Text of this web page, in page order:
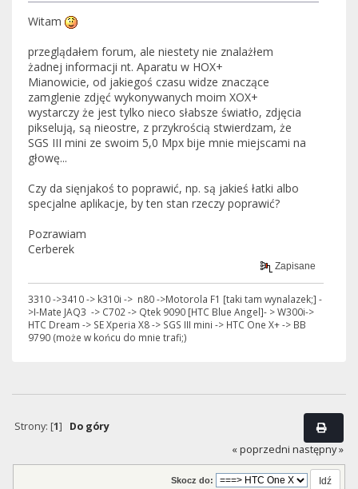
Witam
przeglądałem forum, ale niestety nie znalażłem
żadnej informacji nt. Aparatu w HOX+
Mianowicie, od jakiegoś czasu widze znaczące
zamglenie zdjęć wykonywanych moim XOX+
wystarczy że jest tylko nieco słabsze światło, zdjęcia
pikselują, są nieostre, z przykrością stwierdzam, że
SGS III mini ze swoim 5,0 Mpx bije mnie miejscami na
głowę...
Czy da sięnjakoś to poprawić, np. są jakieś łatki albo
specjalne aplikacje, by ten stan rzeczy poprawić?
Pozrawiam
Cerberek
Zapisane
3310 ->3410 -> k310i -> n80 ->Motorola F1 [taki tam wynalazek;] -
>I-Mate JAQ3 -> C702 -> Qtek 9090 [HTC Blue Angel]- > W300i->
HTC Dream -> SE Xperia X8 -> SGS III mini -> HTC One X+ -> BB
9790 (może w końcu do mnie trafi;)
Strony: [1] Do góry
« poprzedni następny »
Skocz do: